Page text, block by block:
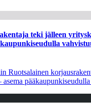
teki jälleen
Ruotsalainen
asema